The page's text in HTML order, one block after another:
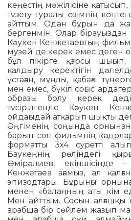
кеңестің мәжілісіне қатысып,
түзету туралы өзімнің
айттым. Одан бұ­рын да
бергенмін. Олар
Кәу­кен Кенжетаевтың
музей де керек емес деген
бұл пікірге қарсы
қалдыру керектігін
ұстаған, мұңлы, қа­бағы
мен емес, бүкіл соғыс
образы болу керек
түсірілгенде Кәукен
ойдағыдай атқарып шықты
Әңгіменің соңында
барып сол фильмнің
форматты 3х4 суретті
Баукеңнің рөліндегі
Өмірәлиев, екін­ші­сінде –
Кенжетаев аға­мыз, ал
эпизодтары. Бұрынғы
ме­нен «балаңның аты кім
Мен айттым. Сосын алғашқы
арабша бір сөйлем жазып